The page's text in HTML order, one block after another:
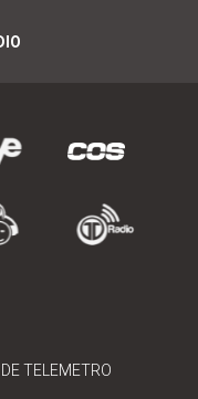
TELEMETRO